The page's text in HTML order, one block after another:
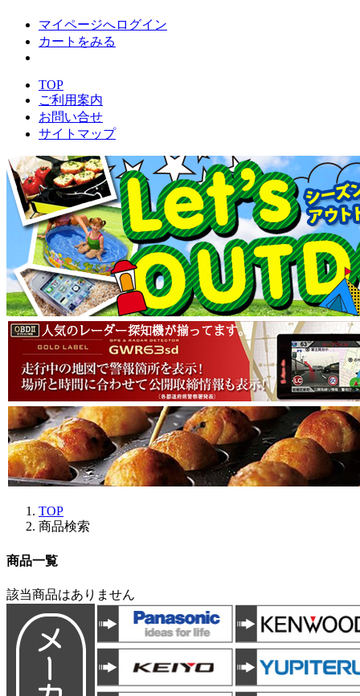
マイページへログイン
カートをみる
TOP
ご利用案内
お問い合せ
サイトマップ
TOP
商品検索
商品一覧
該当商品はありません